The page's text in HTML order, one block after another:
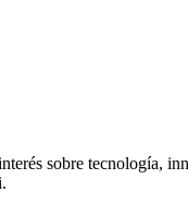
sobre tecnología,